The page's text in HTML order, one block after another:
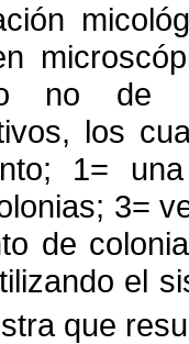
no de
los
1=
3=
de
el
que